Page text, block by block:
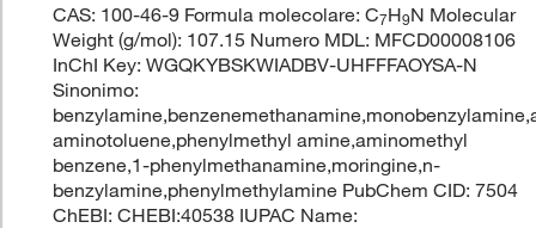
CAS: 100-46-9 Formula molecolare: C7H9N Molecular
Weight (g/mol): 107.15 Numero MDL: MFCD00008106
InChI Key: WGQKYBSKWIADBV-UHFFFAOYSA-N
Sinonimo:
aminotoluene,phenylmethyl amine,aminomethyl
benzene,1-phenylmethanamine,moringine,n-
benzylamine,phenylmethylamine PubChem CID: 7504
ChEBI: CHEBI:40538 IUPAC Name: